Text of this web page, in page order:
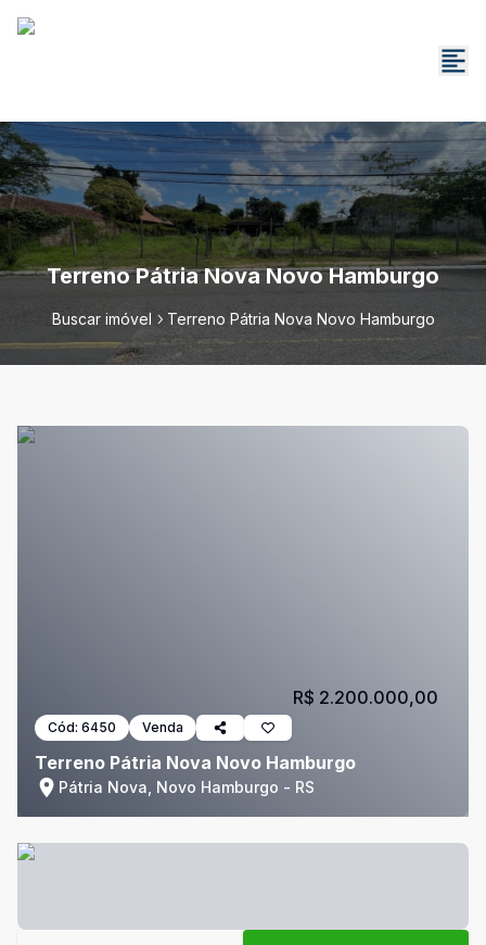
Terreno Pátria Nova Novo Hamburgo
Buscar imóvel Terreno Pátria Nova Novo Hamburgo
Cód: 6450 Venda
Terreno Pátria Nova Novo Hamburgo
Pátria Nova, Novo Hamburgo - RS
R$ 2.200.000,00